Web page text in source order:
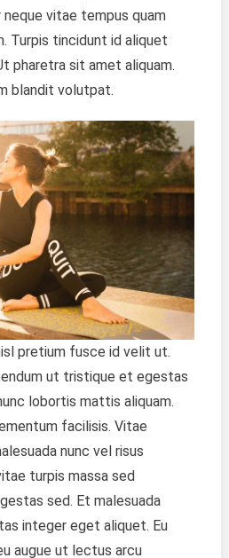
vitae tempus quam
Turpis tincidunt id aliquet
pharetra sit amet aliquam.
blandit volutpat.
pretium fusce id velit ut.
ut tristique et egestas
lobortis mattis aliquam.
facilisis. Vitae
nunc vel risus
turpis massa sed
sed. Et malesuada
integer eget aliquet. Eu
augue ut lectus arcu